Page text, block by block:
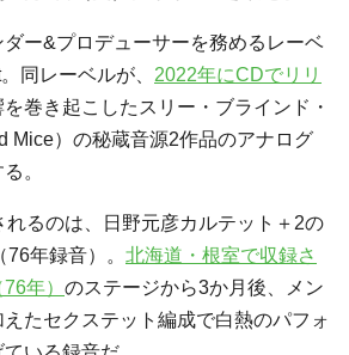
ー&プロデューサーを務めるレーベ
同レーベルが、 2022年にCDでリリ
を巻き起こしたスリー・ブラインド・
Mice）の秘蔵音源2作品のアナログ
。
るのは、日野元彦カルテット＋2の
年録音）。 北海道・根室で収録さ
年） のステージから3か月後、メン
たセクステット編成で白熱のパフォ